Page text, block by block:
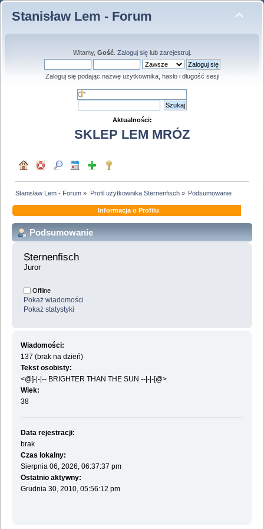
Stanisław Lem - Forum
Witamy, Gość. Zaloguj sięlub zarejestruj.
Zaloguj się podając nazwę użytkownika, hasło i długość sesji
Aktualności:
SKLEP LEM MRÓZ
Stanisław Lem - Forum » Profil użytkownika Sternenfisch» Podsumowanie
Informacja o Profilu
Podsumowanie
Sternenfisch
Juror
Offline
Pokaż wiadomości
Pokaż statystyki
Wiadomości:
137 (brak na dzień)
Tekst osobisty:
<@]-|-|-- BRIGHTER THAN THE SUN --|-|-[@>
Wiek:
38
Data rejestracji:
brak
Czas lokalny:
Sierpnia 06, 2026, 06:37:37 pm
Ostatnio aktywny:
Grudnia 30, 2010, 05:56:12 pm